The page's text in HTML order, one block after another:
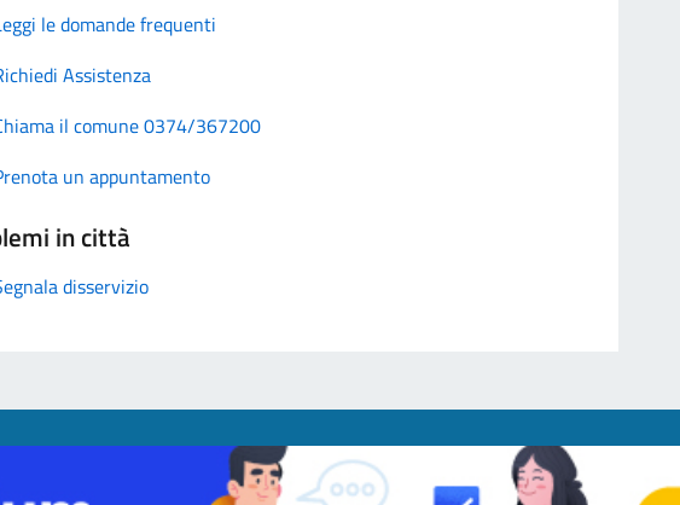
le domande frequenti
Assistenza
il comune 0374/367200
un appuntamento
in città
disservizio